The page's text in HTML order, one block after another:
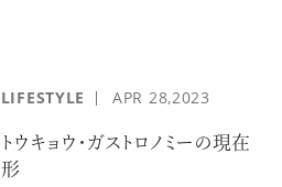
LIFESTYLE APR 28,2023
トウキョウ・ガストロノミーの現在
形